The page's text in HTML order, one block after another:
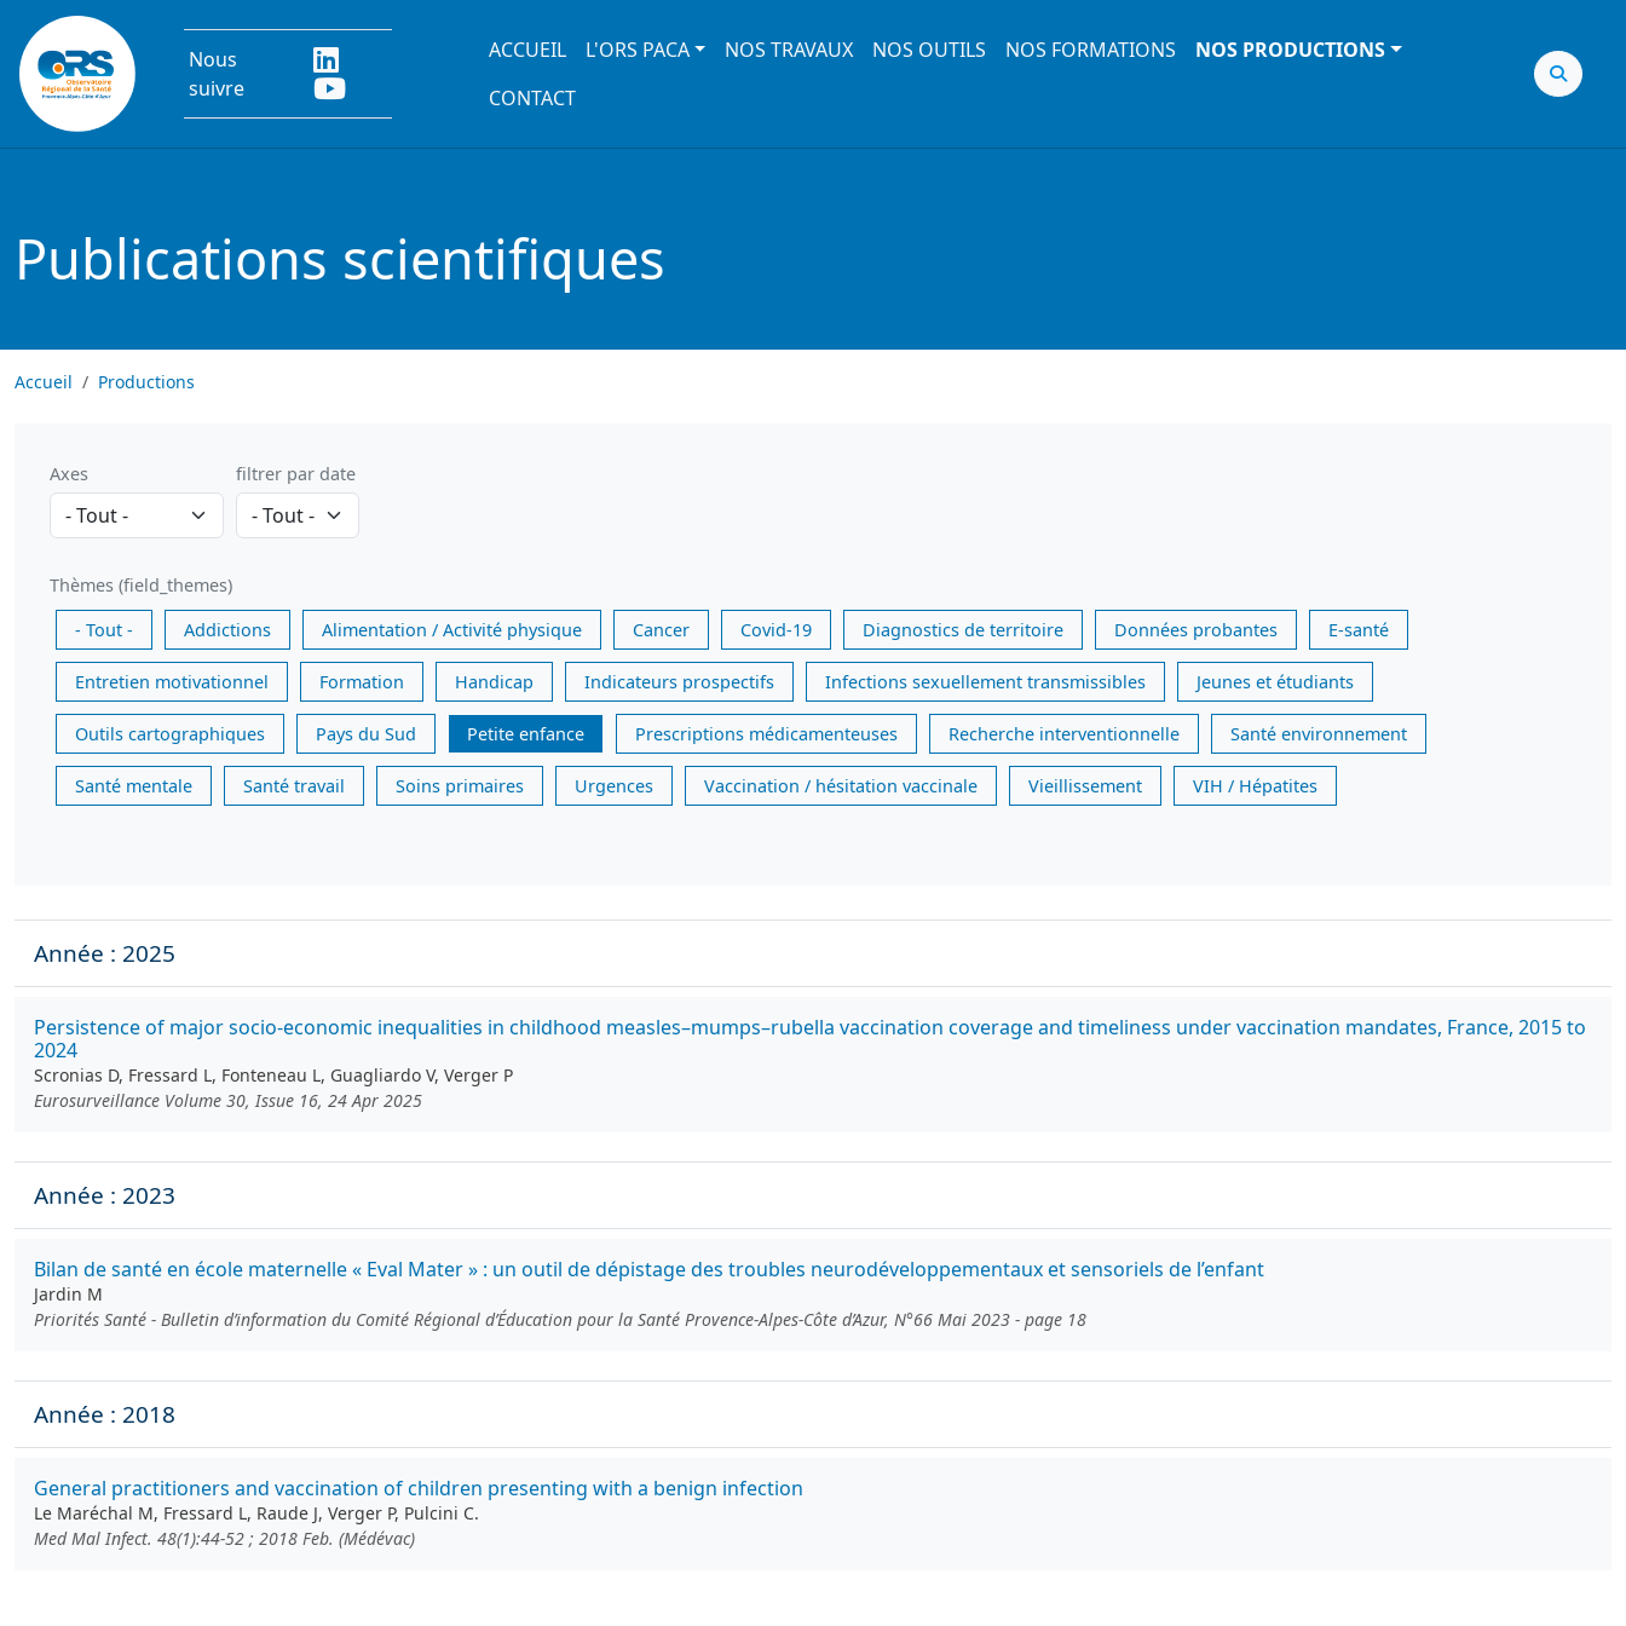
Aller au contenu principal
Nous
suivre
Main navigation
ACCUEIL L'ORS PACA NOS TRAVAUX NOS OUTILS NOS FORMATIONS
NOS PRODUCTIONS
CONTACT
Publications scientifiques
Accueil Productions
Axes filtrer par date
Thèmes (field_themes)
- Tout -
Addictions Alimentation / Activité physique Cancer Covid-19 Diagnostics de territoire Données probantes E-santé
Entretien motivationnel Formation Handicap Indicateurs prospectifs Infections sexuellement transmissibles Jeunes et étudiants
Outils cartographiques Pays du Sud Petite enfance Prescriptions médicamenteuses Recherche interventionnelle Santé environnement
Santé mentale Santé travail Soins primaires Urgences Vaccination / hésitation vaccinale Vieillissement VIH / Hépatites
Année : 2025
Persistence of major socio-economic inequalities in childhood measles–mumps–rubella vaccination coverage and timeliness under vaccination mandates, France, 2015 to
2024
Scronias D, Fressard L, Fonteneau L, Guagliardo V, Verger P
Eurosurveillance Volume 30, Issue 16, 24 Apr 2025
Année : 2023
Bilan de santé en école maternelle « Eval Mater » : un outil de dépistage des troubles neurodéveloppementaux et sensoriels de l’enfant
Jardin M
Priorités Santé - Bulletin d’information du Comité Régional d’Éducation pour la Santé Provence-Alpes-Côte d’Azur, N°66 Mai 2023 - page 18
Année : 2018
General practitioners and vaccination of children presenting with a benign infection
Le Maréchal M, Fressard L, Raude J, Verger P, Pulcini C.
Med Mal Infect. 48(1):44-52 ; 2018 Feb. (Médévac)